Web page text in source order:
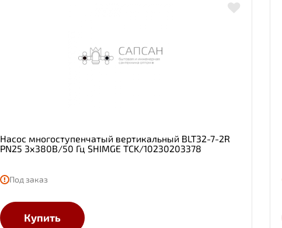
Насос многоступенчатый вертикальный BLT32-7-2R
PN25 3х380В/50 Гц SHIMGE TCK/10230203378
Под заказ
Купить